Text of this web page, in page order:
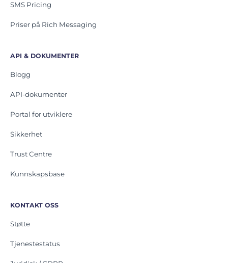
SMS Pricing
Priser på Rich Messaging
API & DOKUMENTER
Blogg
API-dokumenter
Portal for utviklere
Sikkerhet
Trust Centre
Kunnskapsbase
KONTAKT OSS
Støtte
Tjenestestatus